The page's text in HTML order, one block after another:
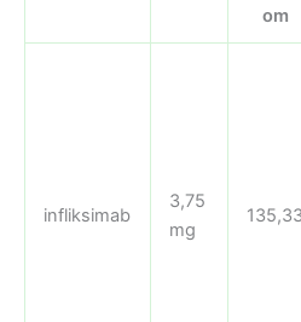
om
infliksimab
3,75
mg
135,33